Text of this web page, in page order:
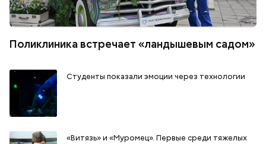
Поликлиника встречает «ландышевым садом»
Студенты показали эмоции через технологии
«Витязь» и «Муромец». Первые среди тяжелых